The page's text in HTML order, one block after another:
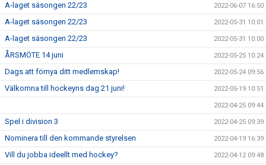
A-laget säsongen 22/23 2022-06-07 16:50
A-laget säsongen 22/23 2022-05-31 10:01
A-laget säsongen 22/23 2022-05-31 10:00
ÅRSMÖTE 14 juni 2022-05-25 10:24
Dags att förnya ditt medlemskap! 2022-05-24 09:56
Välkomna till hockeyns dag 21 juni! 2022-05-19 10:51
2022-04-25 09:44
Spel i division 3 2022-04-25 09:39
Nominera till den kommande styrelsen 2022-04-19 16:39
Vill du jobba ideellt med hockey? 2022-04-12 09:48